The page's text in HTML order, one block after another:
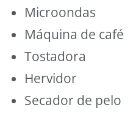
Microondas
Máquina de café
Tostadora
Hervidor
Secador de pelo